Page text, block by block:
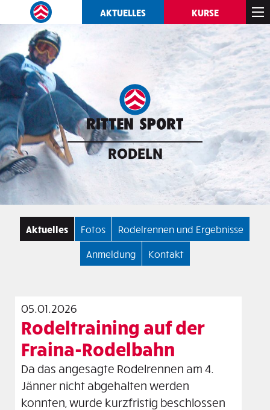
AKTUELLES KURSE
RODELN
Aktuelles Fotos Rodelrennen und Ergebnisse
Anmeldung Kontakt
05.01.2026
Rodeltraining auf der
Fraina-Rodelbahn
Da das angesagte Rodelrennen am 4.
Jänner nicht abgehalten werden
konnten, wurde kurzfristig beschlossen